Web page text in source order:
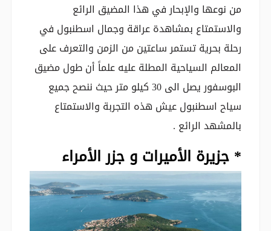
من نوعها والإبحار في هذا المضيق الرائع
والاستمتاع بمشاهدة عراقة وجمال اسطنبول في
رحلة بحرية تستمر ساعتين من الزمن والتعرف على
المعالم السياحية المطلة عليه علماً أن طول مضيق
البوسفور يصل الى 30 كيلو متر حيث ننصح جميع
سياح اسطنبول عيش هذه التجربة والاستمتاع
بالمشهد الرائع .
* جزيرة الأميرات و جزر الأمراء